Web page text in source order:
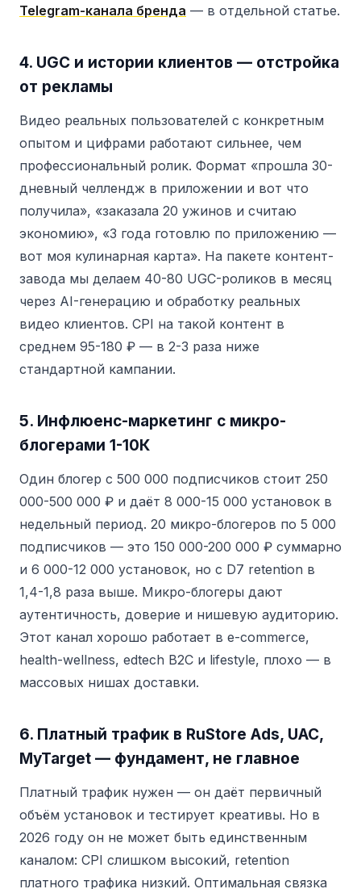
Telegram-канала бренда — в отдельной статье.
4. UGC и истории клиентов — отстройка
от рекламы
Видео реальных пользователей с конкретным
опытом и цифрами работают сильнее, чем
профессиональный ролик. Формат «прошла 30-
дневный челлендж в приложении и вот что
получила», «заказала 20 ужинов и считаю
экономию», «3 года готовлю по приложению —
вот моя кулинарная карта». На пакете контент-
завода мы делаем 40-80 UGC-роликов в месяц
через AI-генерацию и обработку реальных
видео клиентов. CPI на такой контент в
среднем 95-180 ₽ — в 2-3 раза ниже
стандартной кампании.
5. Инфлюенс-маркетинг с микро-
блогерами 1-10К
Один блогер с 500 000 подписчиков стоит 250
000-500 000 ₽ и даёт 8 000-15 000 установок в
недельный период. 20 микро-блогеров по 5 000
подписчиков — это 150 000-200 000 ₽ суммарно
и 6 000-12 000 установок, но с D7 retention в
1,4-1,8 раза выше. Микро-блогеры дают
аутентичность, доверие и нишевую аудиторию.
Этот канал хорошо работает в e-commerce,
health-wellness, edtech B2C и lifestyle, плохо — в
массовых нишах доставки.
6. Платный трафик в RuStore Ads, UAC,
MyTarget — фундамент, не главное
Платный трафик нужен — он даёт первичный
объём установок и тестирует креативы. Но в
2026 году он не может быть единственным
каналом: CPI слишком высокий, retention
платного трафика низкий. Оптимальная связка